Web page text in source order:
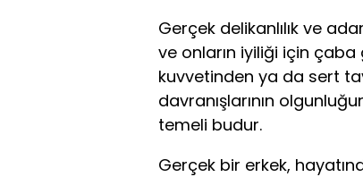
Gerçek delikanlılık ve
ve onların iyiliği için
kuvvetinden ya da sert
davranışlarının
temeli budur.
Gerçek bir erkek,